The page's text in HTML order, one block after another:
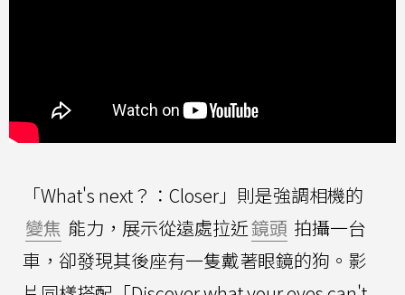
「What's next？：Closer」則是強調相機的
變焦 能力，展示從遠處拉近鏡頭 拍攝一台
車，卻發現其後座有一隻戴著眼鏡的狗。影